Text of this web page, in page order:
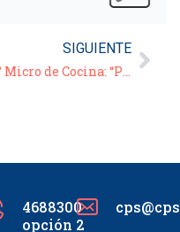
SIGUIENTE
58° Micro de Cocina: “Pasta y pesto”
4688300
opción 2